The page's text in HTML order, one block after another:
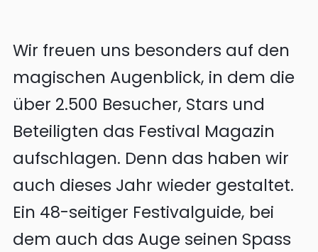
Wir freuen uns besonders auf den
magischen Augenblick, in dem die
über 2.500 Besucher, Stars und
Beteiligten das Festival Magazin
aufschlagen. Denn das haben wir
auch dieses Jahr wieder gestaltet.
Ein 48-seitiger Festivalguide, bei
dem auch das Auge seinen Spass